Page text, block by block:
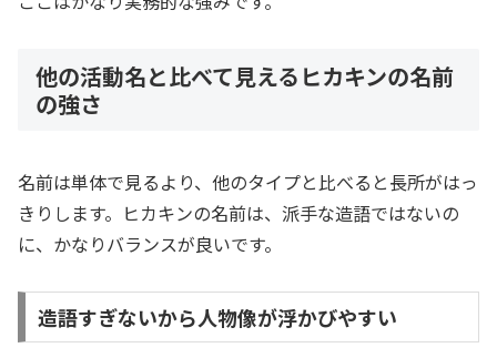
他の活動名と比べて見えるヒカキンの名前
の強さ
名前は単体で見るより、他のタイプと比べると長所がはっ
きりします。ヒカキンの名前は、派手な造語ではないの
に、かなりバランスが良いです。
造語すぎないから人物像が浮かびやすい